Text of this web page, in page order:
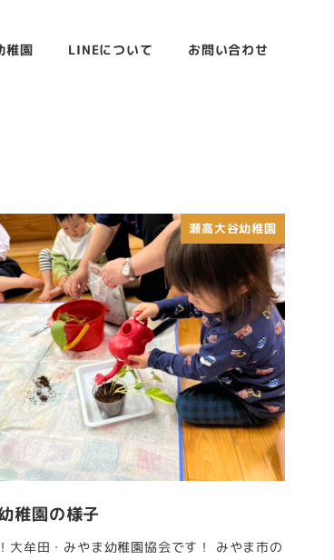
稚園 LINEについて お問い合わせ
瀬高大谷幼稚園
稚園の様子
大牟田・みやま幼稚園協会です！ みやま市の